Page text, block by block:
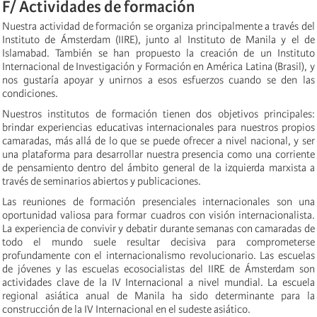
F/ Actividades de formación
Nuestra actividad de formación se organiza principalmente a través del
Instituto de Ámsterdam (IIRE), junto al Instituto de Manila y el de
Islamabad. También se han propuesto la creación de un Instituto
Internacional de Investigación y Formación en América Latina (Brasil), y
nos gustaría apoyar y unirnos a esos esfuerzos cuando se den las
condiciones.
Nuestros institutos de formación tienen dos objetivos principales:
brindar experiencias educativas internacionales para nuestros propios
camaradas, más allá de lo que se puede ofrecer a nivel nacional, y ser
una plataforma para desarrollar nuestra presencia como una corriente
de pensamiento dentro del ámbito general de la izquierda marxista a
través de seminarios abiertos y publicaciones.
Las reuniones de formación presenciales internacionales son una
oportunidad valiosa para formar cuadros con visión internacionalista.
La experiencia de convivir y debatir durante semanas con camaradas de
todo el mundo suele resultar decisiva para comprometerse
profundamente con el internacionalismo revolucionario. Las escuelas
de jóvenes y las escuelas ecosocialistas del IIRE de Ámsterdam son
actividades clave de la IV Internacional a nivel mundial. La escuela
regional asiática anual de Manila ha sido determinante para la
construcción de la IV Internacional en el sudeste asiático.